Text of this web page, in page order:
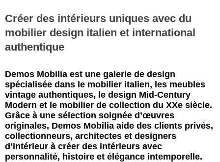
Créer des intérieurs uniques avec du
mobilier design italien et international
authentique
Demos Mobilia est une galerie de design
spécialisée dans le mobilier italien, les meubles
vintage authentiques, le design Mid-Century
Modern et le mobilier de collection du XXe siècle.
Grâce à une sélection soignée d’œuvres
originales, Demos Mobilia aide des clients privés,
collectionneurs, architectes et designers
d’intérieur à créer des intérieurs avec
personnalité, histoire et élégance intemporelle.